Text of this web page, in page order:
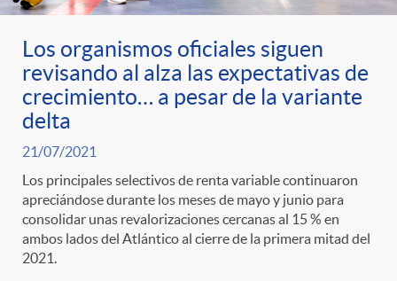
Los organismos oficiales siguen
revisando al alza las expectativas de
crecimiento… a pesar de la variante
delta
21/07/2021
Los principales selectivos de renta variable continuaron
apreciándose durante los meses de mayo y junio para
consolidar unas revalorizaciones cercanas al 15 % en
ambos lados del Atlántico al cierre de la primera mitad del
2021.